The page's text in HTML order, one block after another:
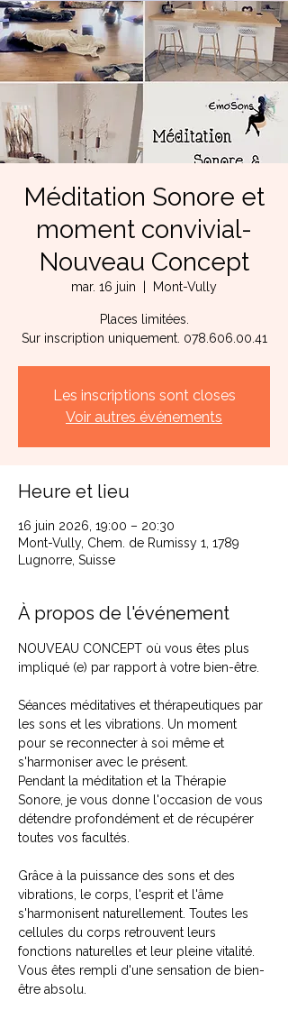
Méditation Sonore et
moment convivial-
Nouveau Concept
mar. 16 juin Mont-Vully
Places limitées.
Sur inscription uniquement. 078.606.00.41
Les inscriptions sont closes
Voir autres événements
Heure et lieu
16 juin 2026, 19:00 – 20:30
Mont-Vully, Chem. de Rumissy 1, 1789
Lugnorre, Suisse
À propos de l'événement
NOUVEAU CONCEPT où vous êtes plus
impliqué (e) par rapport à votre bien-être.
Séances méditatives et thérapeutiques par
les sons et les vibrations. Un moment
pour se reconnecter à soi même et
s'harmoniser avec le présent.
Pendant la méditation et la Thérapie
Sonore, je vous donne l'occasion de vous
détendre profondément et de récupérer
toutes vos facultés.
Grâce à la puissance des sons et des
vibrations, le corps, l'esprit et l'âme
s'harmonisent naturellement. Toutes les
cellules du corps retrouvent leurs
fonctions naturelles et leur pleine vitalité.
Vous êtes rempli d'une sensation de bien-
être absolu.